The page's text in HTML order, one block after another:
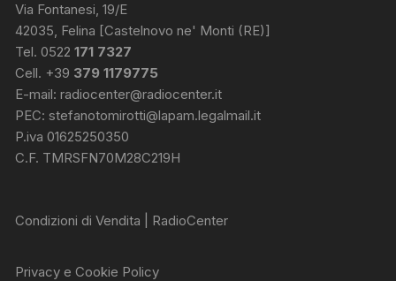
Via Fontanesi, 19/E
42035, Felina [Castelnovo ne' Monti (RE)]
Tel. 0522171 7327
Cell. +39 379 1179775
E-mail:radiocenter@radiocenter.it
PEC:stefanotomirotti@lapam.legalmail.it
P.iva 01625250350
C.F. TMRSFN70M28C219H
Condizioni di Vendita | RadioCenter
Privacy e Cookie Policy